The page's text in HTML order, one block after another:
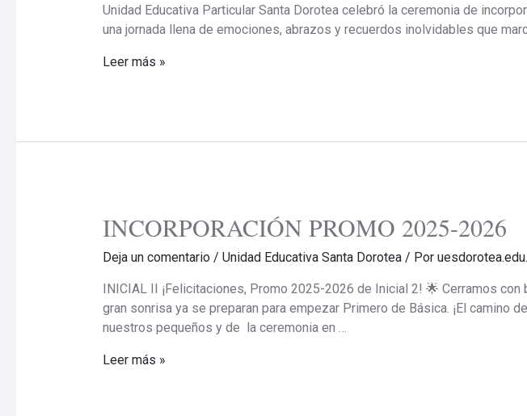
Unidad Educativa Particular Santa Dorotea celebró la ceremonia de
una jornada llena de emociones, abrazos y recuerdos inolvidables que
Leer más »
INCORPORACIÓN PROMO 2025-2026
Deja un comentario / Unidad Educativa Santa Dorotea/ Por
INICIAL II ¡Felicitaciones, Promo 2025-2026 de Inicial 2! 🌟 Cerramos
gran sonrisa ya se preparan para empezar Primero de Básica. ¡El
nuestros pequeños y de la ceremonia en …
INCORPORACIÓN
PROMO
2025-
Leer más »